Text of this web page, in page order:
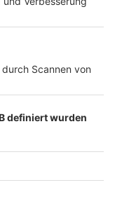
Impressum